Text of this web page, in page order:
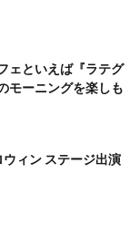
ェといえば『ラテグ
モーニングを楽しも
ィン ステージ出演